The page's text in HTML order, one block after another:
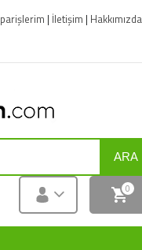
| İletişim | Hakkımızda
ARA
0